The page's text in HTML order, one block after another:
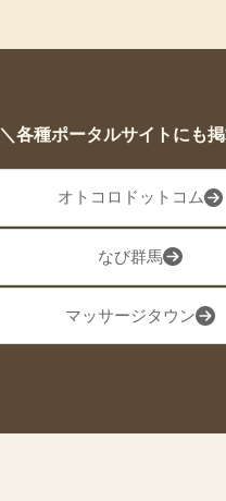
＼各種ポータルサイトにも
オトコロドットコム
なび群馬
マッサージタウン